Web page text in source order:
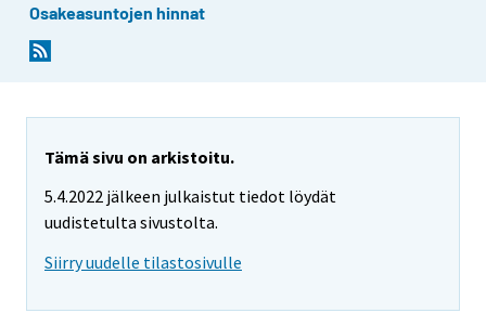
Osakeasuntojen hinnat
Tämä sivu on arkistoitu.
5.4.2022 jälkeen julkaistut tiedot löydät
uudistetulta sivustolta.
Siirry uudelle tilastosivulle